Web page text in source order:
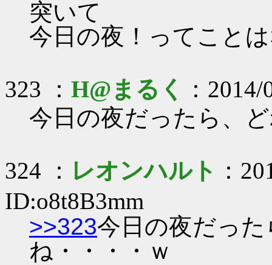
突いて
今日の夜！ってこと
323 ： H@まるく
：
今日の夜だったら、
324 ： レオンハルト ：
ID:o8t8B3mm
>>323今日の夜だっ
ね・・・・ｗ